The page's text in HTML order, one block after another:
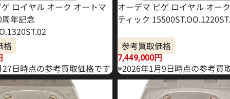
ロイヤル オーク オートマ
年記念
格
日時点の参考買取価格です
オーデマ ピゲ ロイヤル オー
ティック
参考買取価格
7,449,000円
※2026年1月9日時点の参考買